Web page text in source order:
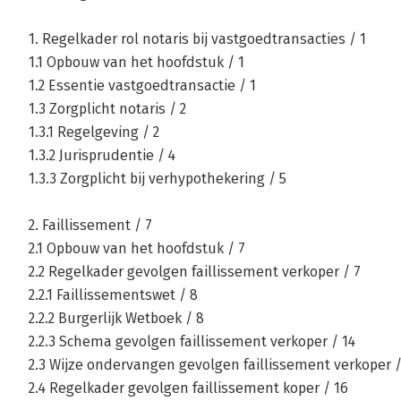
1. Regelkader rol notaris bij vastgoedtransacties / 1
1.1 Opbouw van het hoofdstuk / 1
1.2 Essentie vastgoedtransactie / 1
1.3 Zorgplicht notaris / 2
1.3.1 Regelgeving / 2
1.3.2 Jurisprudentie / 4
1.3.3 Zorgplicht bij verhypothekering / 5
2. Faillissement / 7
2.1 Opbouw van het hoofdstuk / 7
2.2 Regelkader gevolgen faillissement verkoper / 7
2.2.1 Faillissementswet / 8
2.2.2 Burgerlijk Wetboek / 8
2.2.3 Schema gevolgen faillissement verkoper / 14
2.3 Wijze ondervangen gevolgen faillissement verkoper
2.4 Regelkader gevolgen faillissement koper / 16